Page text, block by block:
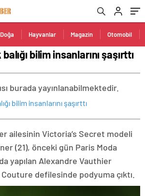
Doğa Hayvanlar Magazin Otomobil
bilim insanlarını şaşırttı
burada yayınlanabilmektedir.
ailesinin Victoria’s Secret modeli
(21), önceki gün Paris Moda
yapılan Alexandre Vauthier
defilesinde podyuma çıktı.